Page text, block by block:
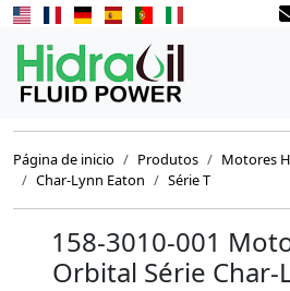
Página de inicio Produtos Motores
Char-Lynn Eaton
Série T
158-3010-001
Orbital Série Char-